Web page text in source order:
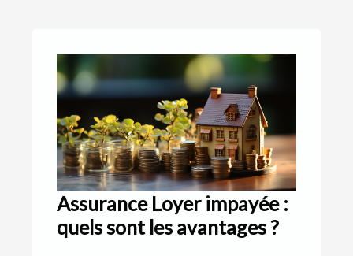
Assurance Loyer impayée :
quels sont les avantages ?